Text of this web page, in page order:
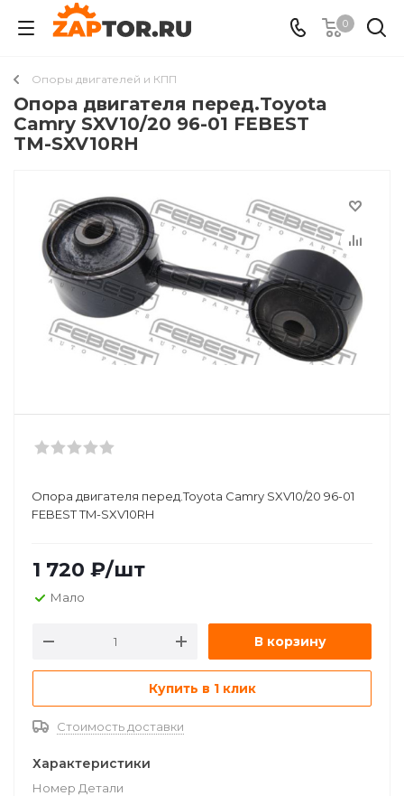
0
Опоры двигателей и КПП
Опора двигателя перед.Toyota
Camry SXV10/20 96-01 FEBEST
TM-SXV10RH
Опора двигателя перед.Toyota Camry SXV10/20 96-01
FEBEST TM-SXV10RH
1 720 ₽/шт
Мало
В корзину
Купить в 1 клик
Стоимость доставки
Характеристики
Номер Детали